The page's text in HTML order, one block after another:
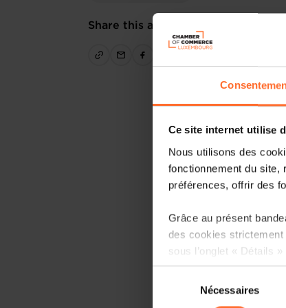
Ce site internet utilise
Nous utilisons des
fonctionnement du site,
préférences, offrir des
Grâce au présent
des cookies
sous l’onglet « Détails »
Il est précisé que la
sociaux, sauvegarde
Nécessaires
Share this article